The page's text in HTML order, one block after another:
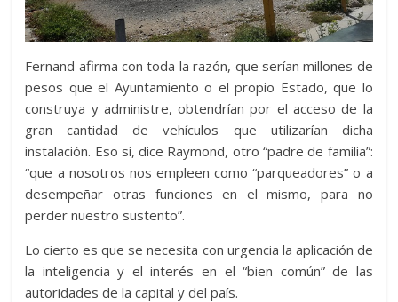
Fernand afirma con toda la razón, que serían millones de
pesos que el Ayuntamiento o el propio Estado, que lo
construya y administre, obtendrían por el acceso de la
gran cantidad de vehículos que utilizarían dicha
instalación. Eso sí, dice Raymond, otro “padre de familia”:
“que a nosotros nos empleen como “parqueadores” o a
desempeñar otras funciones en el mismo, para no
perder nuestro sustento”.
Lo cierto es que se necesita con urgencia la aplicación de
la inteligencia y el interés en el “bien común” de las
autoridades de la capital y del país.